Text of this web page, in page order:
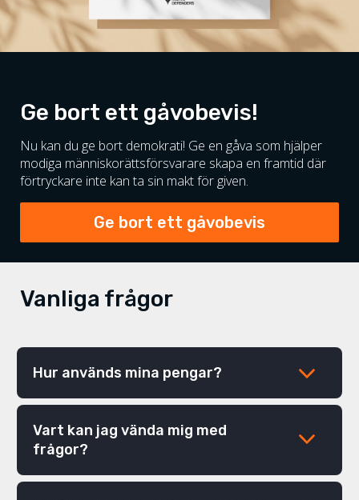
Ge bort ett gåvobevis!
Nu kan du ge bort demokrati! Ge en gåva som hjälper
modiga människorättsförsvarare skapa en framtid där
förtryckare inte kan ta sin makt för given.
Ge bort ett gåvobevis
Vanliga frågor
Hur används mina pengar?
Din gåva går till vårt arbete med att stötta modiga
människor som kämpar för demokrati och
mänskliga rättigheter världen över. På många
platser får de allt svårare att göra sitt jobb. De
utsätts för hot, hat och våld. De grips, fängslas eller
Vart kan jag vända mig med
frågor?
Kontakta vår givarservice på